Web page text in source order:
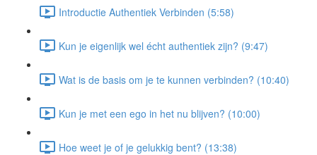
Introductie Authentiek Verbinden (5:58)
Kun je eigenlijk wel écht authentiek zijn? (9:47)
Wat is de basis om je te kunnen verbinden? (10:40)
Kun je met een ego in het nu blijven? (10:00)
Hoe weet je of je gelukkig bent? (13:38)